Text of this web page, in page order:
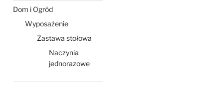
Dom i Ogród
Wyposażenie
Zastawa stołowa
Naczynia
jednorazowe